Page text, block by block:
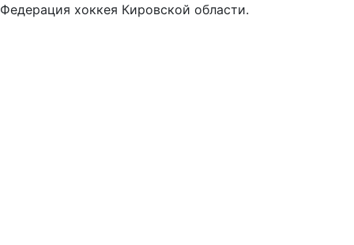
Федерация хоккея Кировской области.